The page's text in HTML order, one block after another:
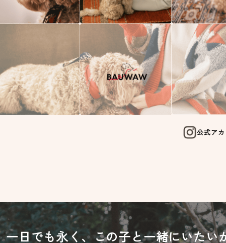
公式ア
一日でも永く、この子と一緒にいたい